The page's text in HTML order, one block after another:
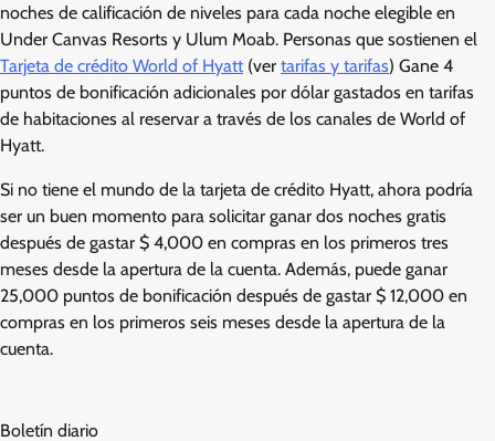
noches de calificación de niveles para cada noche elegible en
Under Canvas Resorts y Ulum Moab. Personas que sostienen el
Tarjeta de crédito World of Hyatt (ver tarifas y tarifas) Gane 4
puntos de bonificación adicionales por dólar gastados en tarifas
de habitaciones al reservar a través de los canales de World of
Hyatt.
Si no tiene el mundo de la tarjeta de crédito Hyatt, ahora podría
ser un buen momento para solicitar ganar dos noches gratis
después de gastar $ 4,000 en compras en los primeros tres
meses desde la apertura de la cuenta. Además, puede ganar
25,000 puntos de bonificación después de gastar $ 12,000 en
compras en los primeros seis meses desde la apertura de la
cuenta.
Boletín diario